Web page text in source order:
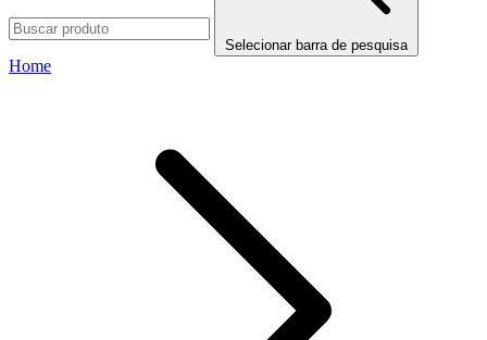
Selecionar barra de pesquisa
Home